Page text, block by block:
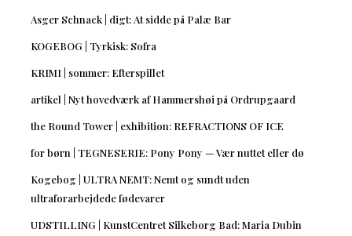
Asger Schnack | digt: At sidde på Palæ Bar
KOGEBOG | Tyrkisk: Sofra
KRIMI | sommer: Efterspillet
artikel | Nyt hovedværk af Hammershøi på Ordrupgaard
the Round Tower | exhibition: REFRACTIONS OF ICE
for børn | TEGNESERIE: Pony Pony — Vær nuttet eller dø
Kogebog | ULTRA NEMT: Nemt og sundt uden
ultraforarbejdede fødevarer
UDSTILLING | KunstCentret Silkeborg Bad: Maria Dubin